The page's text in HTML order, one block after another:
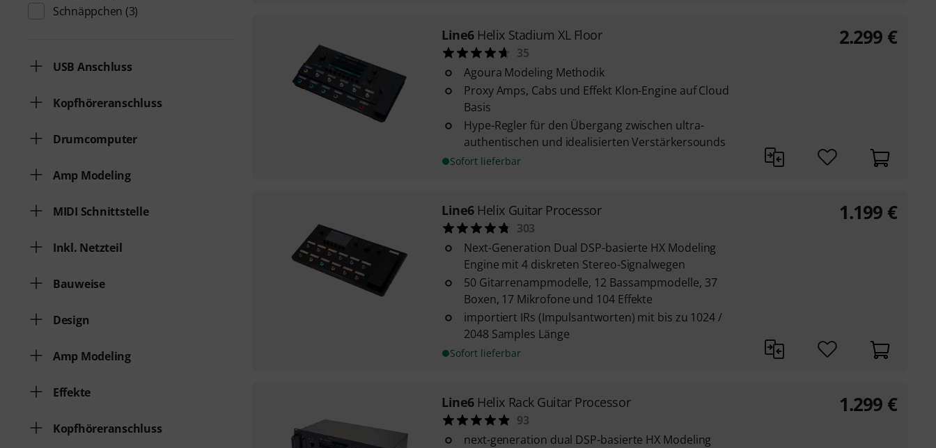
Schnäppchen (3)
USB Anschluss
Kopfhöreranschluss
Drumcomputer
Amp Modeling
MIDI Schnittstelle
Inkl. Netzteil
Bauweise
Design
Amp Modeling
Effekte
Kopfhöreranschluss
Line6 Helix Stadium XL Floor
35
Agoura Modeling Methodik
Proxy Amps, Cabs und Effekt Klon-Engine auf Cloud
Basis
Hype-Regler für den Übergang zwischen ultra-
authentischen und idealisierten Verstärkersounds
Sofort lieferbar
2.299 €
Line6 Helix Guitar Processor
303
Next-Generation Dual DSP-basierte HX Modeling
Engine mit 4 diskreten Stereo-Signalwegen
50 Gitarrenampmodelle, 12 Bassampmodelle, 37
Boxen, 17 Mikrofone und 104 Effekte
importiert IRs (Impulsantworten) mit bis zu 1024 /
2048 Samples Länge
Sofort lieferbar
1.199 €
Line6 Helix Rack Guitar Processor
93
next-generation dual DSP-basierte HX Modeling
1.299 €